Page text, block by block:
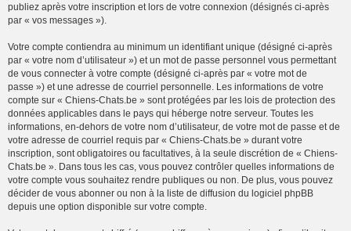
publiez après votre inscription et lors de votre connexion (désignés ci-après
par « vos messages »).
Votre compte contiendra au minimum un identifiant unique (désigné ci-après
par « votre nom d’utilisateur ») et un mot de passe personnel vous permettant
de vous connecter à votre compte (désigné ci-après par « votre mot de
passe ») et une adresse de courriel personnelle. Les informations de votre
compte sur « Chiens-Chats.be » sont protégées par les lois de protection des
données applicables dans le pays qui héberge notre serveur. Toutes les
informations, en-dehors de votre nom d’utilisateur, de votre mot de passe et de
votre adresse de courriel requis par « Chiens-Chats.be » durant votre
inscription, sont obligatoires ou facultatives, à la seule discrétion de « Chiens-
Chats.be ». Dans tous les cas, vous pouvez contrôler quelles informations de
votre compte vous souhaitez rendre publiques ou non. De plus, vous pouvez
décider de vous abonner ou non à la liste de diffusion du logiciel phpBB
depuis une option disponible sur votre compte.